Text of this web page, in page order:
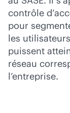
contrôle
pour
les
puissent
réseau
l’entreprise.